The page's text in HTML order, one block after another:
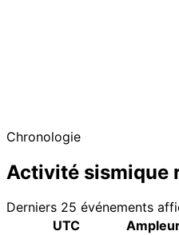
Chronologie
Activité sismique
Derniers 25 événements
UTC